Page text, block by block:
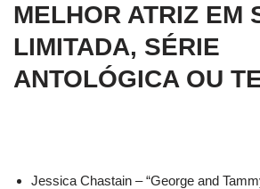
MELHOR ATRIZ EM
LIMITADA, SÉRIE
ANTOLÓGICA OU
Jessica Chastain – “George and